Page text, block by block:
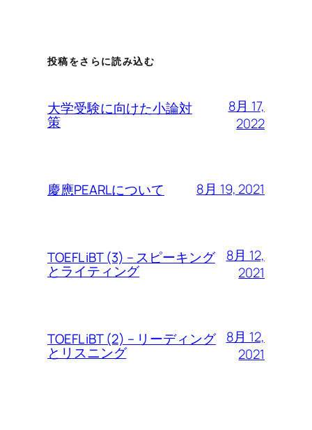
投稿をさらに読み込む
大学受験に向けた小論対
策
8月 17,
2022
慶應PEARLについて 8月 19, 2021
TOEFL iBT (3) – スピーキング
とライティング
8月 12,
2021
TOEFL iBT (2) – リーディング
とリスニング
8月 12,
2021